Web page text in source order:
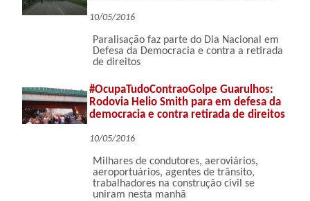
10/05/2016
Paralisação faz parte do Dia Nacional em
Defesa da Democracia e contra a retirada
de direitos
#OcupaTudoContraoGolpe Guarulhos:
Rodovia Helio Smith para em defesa da
democracia e contra retirada de direitos
10/05/2016
Milhares de condutores, aeroviários,
aeroportuários, agentes de trânsito,
trabalhadores na construção civil se
uniram nesta manhã